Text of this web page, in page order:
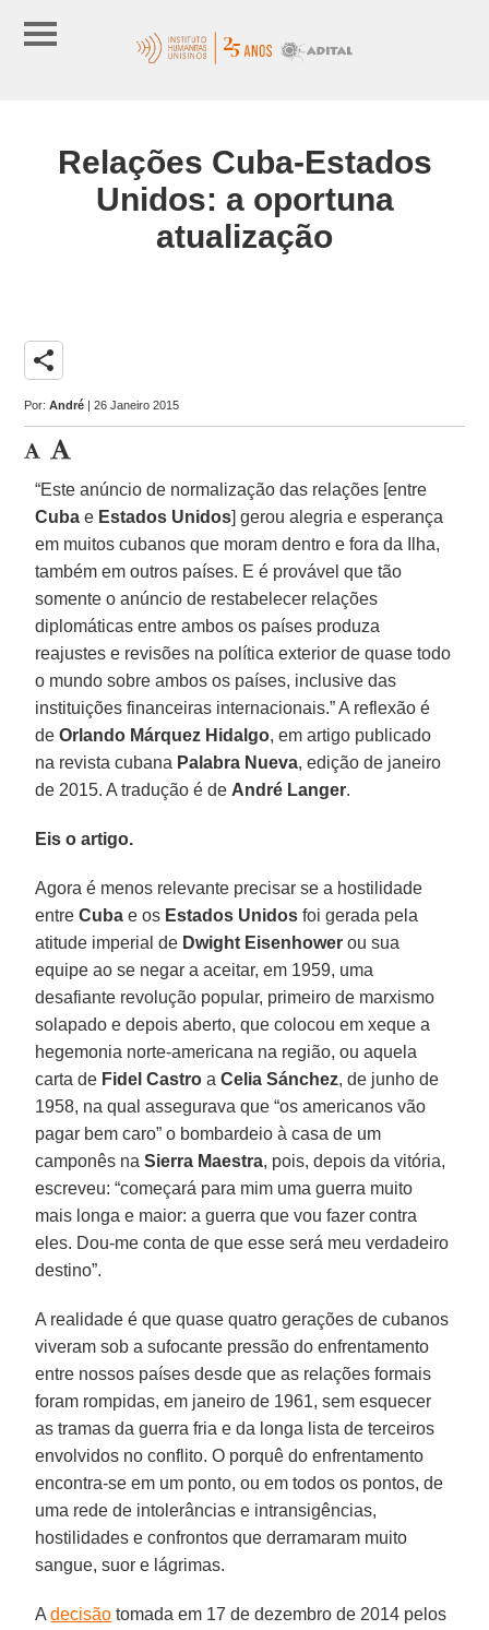
Relações Cuba-Estados
Unidos: a oportuna
atualização
share
Por:André | 26 Janeiro 2015
“Este anúncio de normalização das relações [entre
Cuba e Estados Unidos] gerou alegria e esperança
em muitos cubanos que moram dentro e fora da Ilha,
também em outros países. E é provável que tão
somente o anúncio de restabelecer relações
diplomáticas entre ambos os países produza
reajustes e revisões na política exterior de quase todo
o mundo sobre ambos os países, inclusive das
instituições financeiras internacionais.” A reflexão é
deOrlando Márquez Hidalgo, em artigo publicado
na revista cubana Palabra Nueva, edição de janeiro
de 2015. A tradução é de André Langer.
Eis o artigo.
Agora é menos relevante precisar se a hostilidade
entreCuba e os Estados Unidos foi gerada pela
atitude imperial de Dwight Eisenhower ou sua
equipe ao se negar a aceitar, em 1959, uma
desafiante revolução popular, primeiro de marxismo
solapado e depois aberto, que colocou em xeque a
hegemonia norte-americana na região, ou aquela
carta de Fidel Castro aCelia Sánchez, de junho de
1958, na qual assegurava que “os americanos vão
pagar bem caro” o bombardeio à casa de um
camponês naSierra Maestra, pois, depois da vitória,
escreveu: “começará para mim uma guerra muito
mais longa e maior: a guerra que vou fazer contra
eles. Dou-me conta de que esse será meu verdadeiro
destino”.
A realidade é que quase quatro gerações de cubanos
viveram sob a sufocante pressão do enfrentamento
entre nossos países desde que as relações formais
foram rompidas, em janeiro de 1961, sem esquecer
as tramas da guerra fria e da longa lista de terceiros
envolvidos no conflito. O porquê do enfrentamento
encontra-se em um ponto, ou em todos os pontos, de
uma rede de intolerâncias e intransigências,
hostilidades e confrontos que derramaram muito
sangue, suor e lágrimas.
Adecisão tomada em 17 de dezembro de 2014 pelos